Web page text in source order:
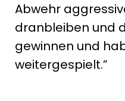
Abwehr
dranbleiben und
gewinnen und
weitergespielt.”